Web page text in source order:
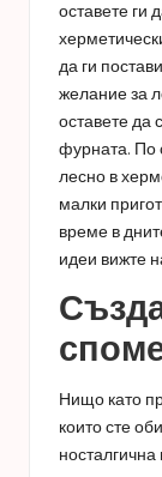
оставете ги
да ги
желание за
оставете да
фурната. По
лесно в
малки
време в
идеи вижте
Нищо като
които сте